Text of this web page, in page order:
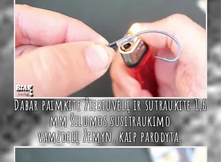
Dabar paimkite žiebtuvėlį ir sutraukite1,6
mm šilumos susitraukimo
vamzdelįžemyn, kaip parodyta.